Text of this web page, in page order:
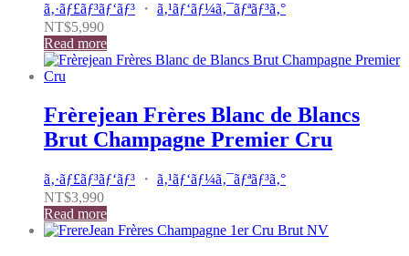
ã‚·ãƒ£ãƒ³ãƒ‘ãƒ³ ・ ã‚¹ãƒ‘ãƒ¼ã‚¯ãƒªãƒ³ã‚°
NT$5,990
Read more
Frèrejean Frères Blanc de Blancs
Brut Champagne Premier Cru
ã‚·ãƒ£ãƒ³ãƒ‘ãƒ³ ・ ã‚¹ãƒ‘ãƒ¼ã‚¯ãƒªãƒ³ã‚°
NT$3,990
Read more